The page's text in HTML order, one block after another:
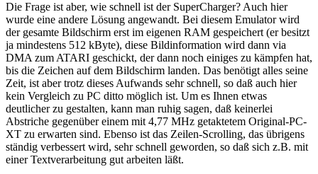
Die Frage ist aber, wie schnell ist der SuperCharger? Auch hier
wurde eine andere Lösung angewandt. Bei diesem Emulator wird
der gesamte Bildschirm erst im eigenen RAM gespeichert (er besitzt
ja mindestens 512 kByte), diese Bildinformation wird dann via
DMA zum ATARI geschickt, der dann noch einiges zu kämpfen hat,
bis die Zeichen auf dem Bildschirm landen. Das benötigt alles seine
Zeit, ist aber trotz dieses Aufwands sehr schnell, so daß auch hier
kein Vergleich zu PC ditto möglich ist. Um es Ihnen etwas
deutlicher zu gestalten, kann man ruhig sagen, daß keinerlei
Abstriche gegenüber einem mit 4,77 MHz getaktetem Original-PC-
XT zu erwarten sind. Ebenso ist das Zeilen-Scrolling, das übrigens
ständig verbessert wird, sehr schnell geworden, so daß sich z.B. mit
einer Textverarbeitung gut arbeiten läßt.